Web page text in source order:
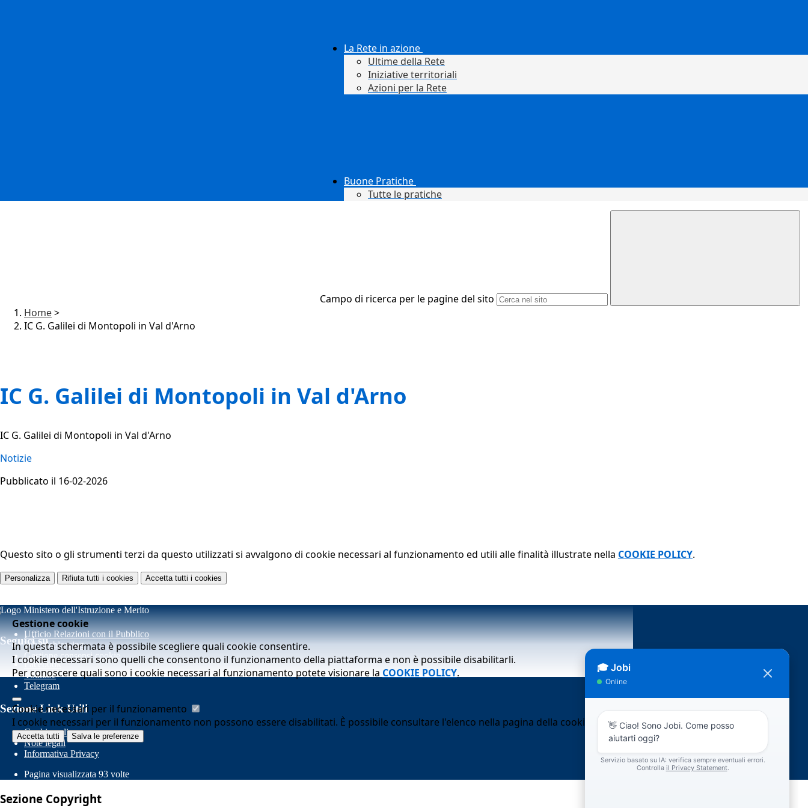
La Rete in azione
Ultime della Rete
Iniziative territoriali
Azioni per la Rete
Buone Pratiche
Tutte le pratiche
Campo di ricerca per le pagine del sito
Home>
IC G. Galilei di Montopoli in Val d'Arno
IC G. Galilei di Montopoli in Val d'Arno
IC G. Galilei di Montopoli in Val d'Arno
Notizie
Pubblicato il 16-02-2026
Questo sito o gli strumenti terzi da questo utilizzati si avvalgono di cookie necessari al funzionamento ed utili alle finalità illustrate nella COOKIE POLICY.
Personalizza Rifiuta tutti i cookies Accetta tutti i cookies
Gestione cookie
In questa schermata è possibile scegliere quali cookie consentire.
I cookie necessari sono quelli che consentono il funzionamento della piattaforma e non è possibile disabilitarli.
Per conoscere quali sono i cookie necessari al funzionamento potete visionare la COOKIE POLICY.
Cookie necessari per il funzionamento
I cookie necessari per il funzionamento non possono essere disabilitati. È possibile consultare l'elenco nella pagina della cookie policy.
Accetta tutti Salva le preferenze
Ufficio Relazioni con il Pubblico
Whistleblowing
Gestione consensi cookie
Seguici su
Facebook
Youtube
Telegram
Sezione Link Utili
Cookie policy
Note legali
Informativa Privacy
Pagina visualizzata 93 volte
Sezione Copyright